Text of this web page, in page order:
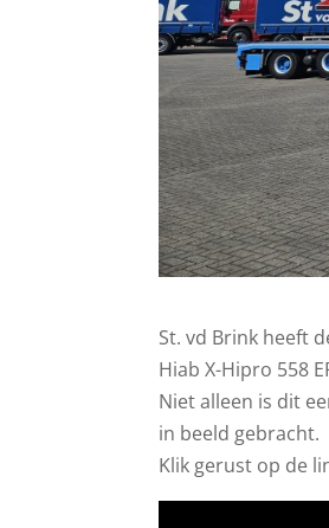
St. vd Brink heeft
Hiab X-Hipro 558
Niet alleen is dit
in beeld gebracht.
Klik gerust op de